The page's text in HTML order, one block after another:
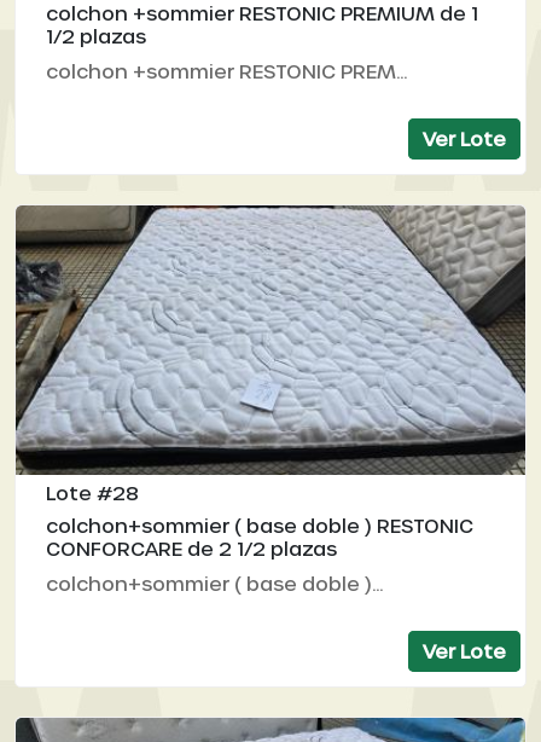
colchon +sommier RESTONIC PREMIUM de 1
1/2 plazas
colchon +sommier RESTONIC PREM...
Ver Lote
Lote #28
colchon+sommier ( base doble ) RESTONIC
CONFORCARE de 2 1/2 plazas
colchon+sommier ( base doble )...
Ver Lote